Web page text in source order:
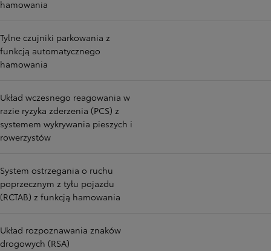
hamowania
Tylne czujniki parkowania z
funkcją automatycznego
hamowania
Układ wczesnego reagowania w
razie ryzyka zderzenia (PCS) z
systemem wykrywania pieszych i
rowerzystów
System ostrzegania o ruchu
poprzecznym z tyłu pojazdu
(RCTAB) z funkcją hamowania
Układ rozpoznawania znaków
drogowych (RSA)